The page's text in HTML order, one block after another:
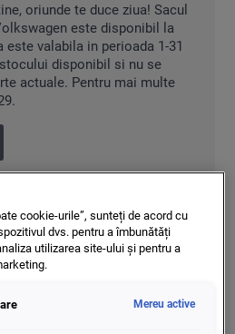
oriunde te duce ziua! Sacul
este disponibil la
este valabila in perioada 1-31
disponibil si nu se
actuale. Pentru mai multe
cookie-urile”, sunteți de acord cu
dvs. pentru a îmbunătăți
utilizarea site-ului și pentru a
Mereu active